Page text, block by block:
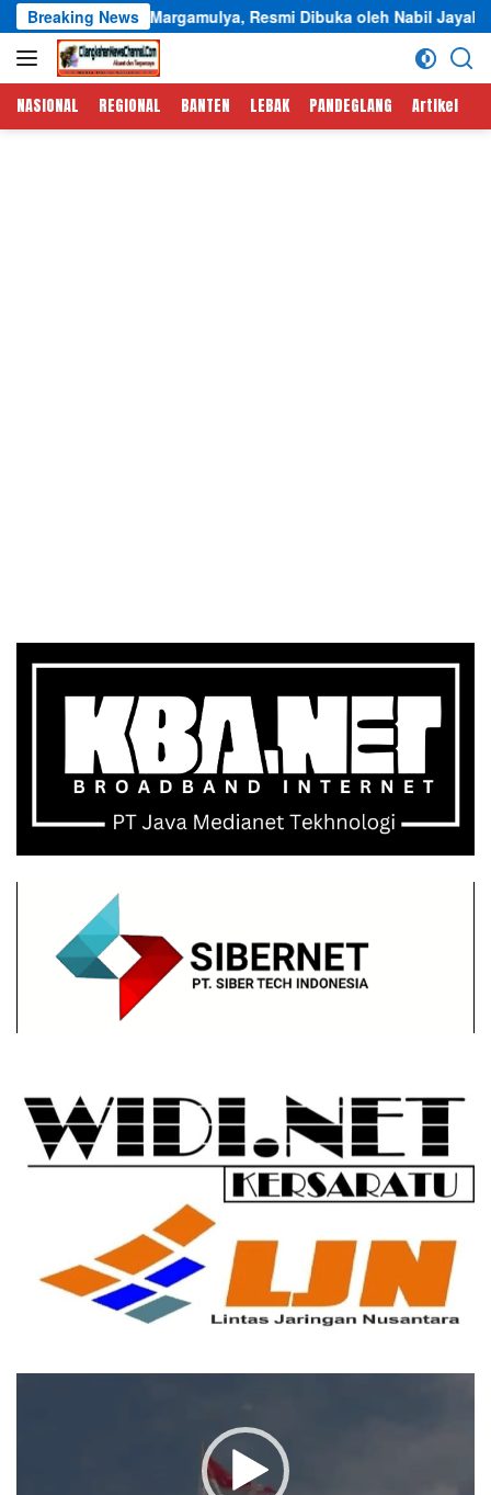
Langsung
ke
konten
Breaking NewsResmi Dibuka oleh Nabil Jayabaya
NASIONAL REGIONAL BANTEN LEBAK PANDEGLANG Artikel